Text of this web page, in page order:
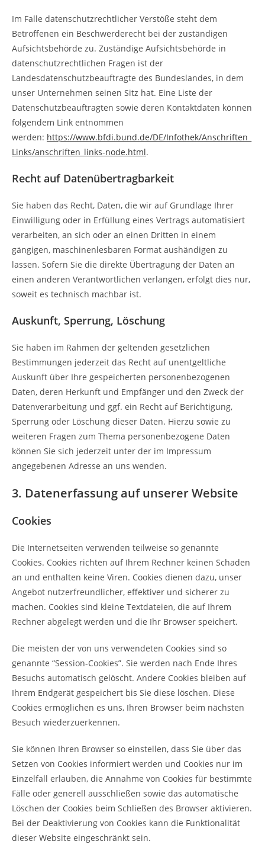
Im Falle datenschutzrechtlicher Verstöße steht dem
Betroffenen ein Beschwerderecht bei der zuständigen
Aufsichtsbehörde zu. Zuständige Aufsichtsbehörde in
datenschutzrechtlichen Fragen ist der
Landesdatenschutzbeauftragte des Bundeslandes, in dem
unser Unternehmen seinen Sitz hat. Eine Liste der
Datenschutzbeauftragten sowie deren Kontaktdaten können
folgendem Link entnommen
werden: https://www.bfdi.bund.de/DE/Infothek/Anschriften_
Links/anschriften_links-node.html.
Recht auf Datenübertragbarkeit
Sie haben das Recht, Daten, die wir auf Grundlage Ihrer
Einwilligung oder in Erfüllung eines Vertrags automatisiert
verarbeiten, an sich oder an einen Dritten in einem
gängigen, maschinenlesbaren Format aushändigen zu
lassen. Sofern Sie die direkte Übertragung der Daten an
einen anderen Verantwortlichen verlangen, erfolgt dies nur,
soweit es technisch machbar ist.
Auskunft, Sperrung, Löschung
Sie haben im Rahmen der geltenden gesetzlichen
Bestimmungen jederzeit das Recht auf unentgeltliche
Auskunft über Ihre gespeicherten personenbezogenen
Daten, deren Herkunft und Empfänger und den Zweck der
Datenverarbeitung und ggf. ein Recht auf Berichtigung,
Sperrung oder Löschung dieser Daten. Hierzu sowie zu
weiteren Fragen zum Thema personenbezogene Daten
können Sie sich jederzeit unter der im Impressum
angegebenen Adresse an uns wenden.
3. Datenerfassung auf unserer Website
Cookies
Die Internetseiten verwenden teilweise so genannte
Cookies. Cookies richten auf Ihrem Rechner keinen Schaden
an und enthalten keine Viren. Cookies dienen dazu, unser
Angebot nutzerfreundlicher, effektiver und sicherer zu
machen. Cookies sind kleine Textdateien, die auf Ihrem
Rechner abgelegt werden und die Ihr Browser speichert.
Die meisten der von uns verwendeten Cookies sind so
genannte “Session-Cookies”. Sie werden nach Ende Ihres
Besuchs automatisch gelöscht. Andere Cookies bleiben auf
Ihrem Endgerät gespeichert bis Sie diese löschen. Diese
Cookies ermöglichen es uns, Ihren Browser beim nächsten
Besuch wiederzuerkennen.
Sie können Ihren Browser so einstellen, dass Sie über das
Setzen von Cookies informiert werden und Cookies nur im
Einzelfall erlauben, die Annahme von Cookies für bestimmte
Fälle oder generell ausschließen sowie das automatische
Löschen der Cookies beim Schließen des Browser aktivieren.
Bei der Deaktivierung von Cookies kann die Funktionalität
dieser Website eingeschränkt sein.